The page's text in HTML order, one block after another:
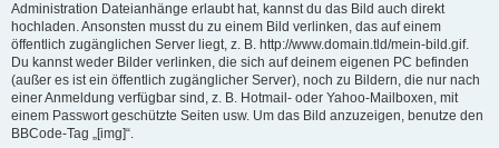
Administration Dateianhänge erlaubt hat, kannst du das Bild auch direkt
hochladen. Ansonsten musst du zu einem Bild verlinken, das auf einem
öffentlich zugänglichen Server liegt, z. B. http://www.domain.tld/mein-bild.gif.
Du kannst weder Bilder verlinken, die sich auf deinem eigenen PC befinden
(außer es ist ein öffentlich zugänglicher Server), noch zu Bildern, die nur nach
einer Anmeldung verfügbar sind, z. B. Hotmail- oder Yahoo-Mailboxen, mit
einem Passwort geschützte Seiten usw. Um das Bild anzuzeigen, benutze den
BBCode-Tag „[img]“.